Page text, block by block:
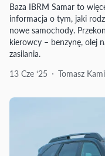
Baza IBRM Samar to
informacja o tym, jaki
nowe samochody.
kierowcy – benzynę, olej
zasilania.
13 Cze ‘25
Tomasz